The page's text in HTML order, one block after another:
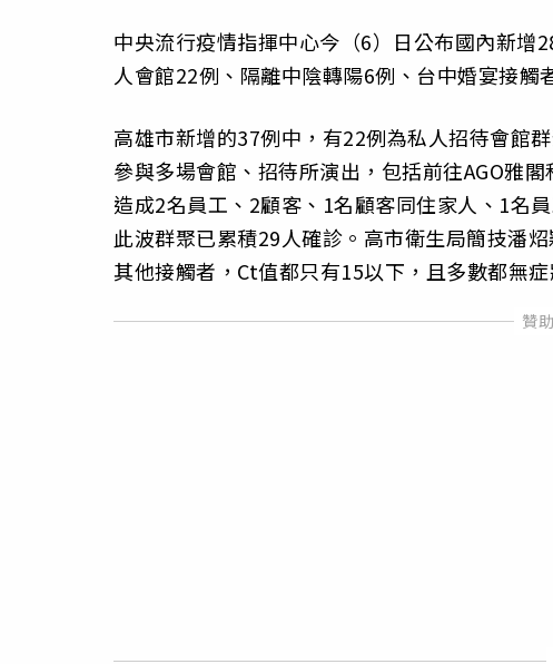
中央流行疫情指揮中心今（6）日公布國內新
人會館22例、隔離中陰轉陽6例、台中婚宴接觸
高雄市新增的37例中，有22例為私人招待會館
參與多場會館、招待所演出，包括前往AGO雅
造成2名員工、2顧客、1名顧客同住家人、1名
此波群聚已累積29人確診。高市衛生局簡技潘
其他接觸者，Ct值都只有15以下，且多數都無症